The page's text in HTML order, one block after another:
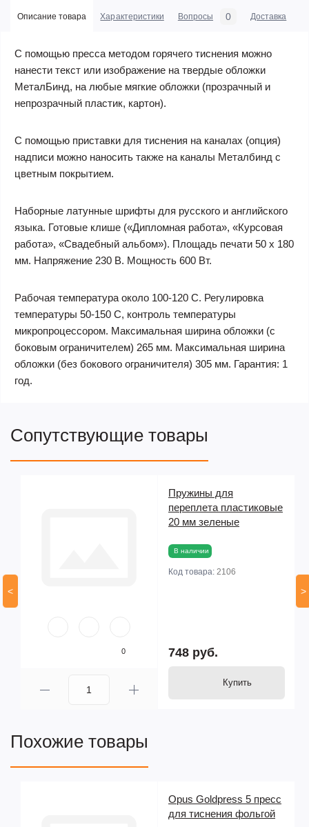
Описание товара Характеристики Вопросы 0 Доставка
С помощью пресса методом горячего тиснения можно
нанести текст или изображение на твердые обложки
МеталБинд, на любые мягкие обложки (прозрачный и
непрозрачный пластик, картон).
С помощью приставки для тиснения на каналах (опция)
надписи можно наносить также на каналы Металбинд с
цветным покрытием.
Наборные латунные шрифты для русского и английского
языка. Готовые клише («Дипломная работа», «Курсовая
работа», «Свадебный альбом»). Площадь печати 50 x 180
мм. Напряжение 230 В. Мощность 600 Вт.
Рабочая температура около 100-120 C. Регулировка
температуры 50-150 С, контроль температуры
микропроцессором. Максимальная ширина обложки (с
боковым ограничителем) 265 мм. Максимальная ширина
обложки (без бокового ограничителя) 305 мм. Гарантия: 1
год.
Сопутствующие товары
<
0
Пружины для
переплета пластиковые
20 мм зеленые
В наличии
Код товара: 2106
748 руб.
Купить
>
Похожие товары
Opus Goldpress 5 пресс
для тиснения фольгой